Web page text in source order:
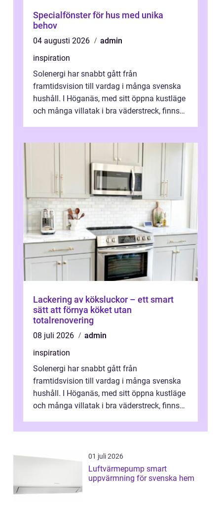
Specialfönster för hus med unika
behov
04 augusti 2026
admin
inspiration
Solenergi har snabbt gått från
framtidsvision till vardag i många svenska
hushåll. I Höganäs, med sitt öppna kustläge
och många villatak i bra väderstreck, finns
Lackering av köksluckor – ett smart
sätt att förnya köket utan
totalrenovering
08 juli 2026
admin
inspiration
Solenergi har snabbt gått från
framtidsvision till vardag i många svenska
hushåll. I Höganäs, med sitt öppna kustläge
och många villatak i bra väderstreck, finns
01 juli 2026
Luftvärmepump smart
uppvärmning för svenska hem